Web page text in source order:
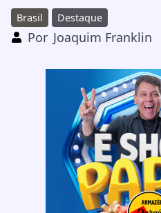
Brasil Destaque
Por Joaquim Franklin